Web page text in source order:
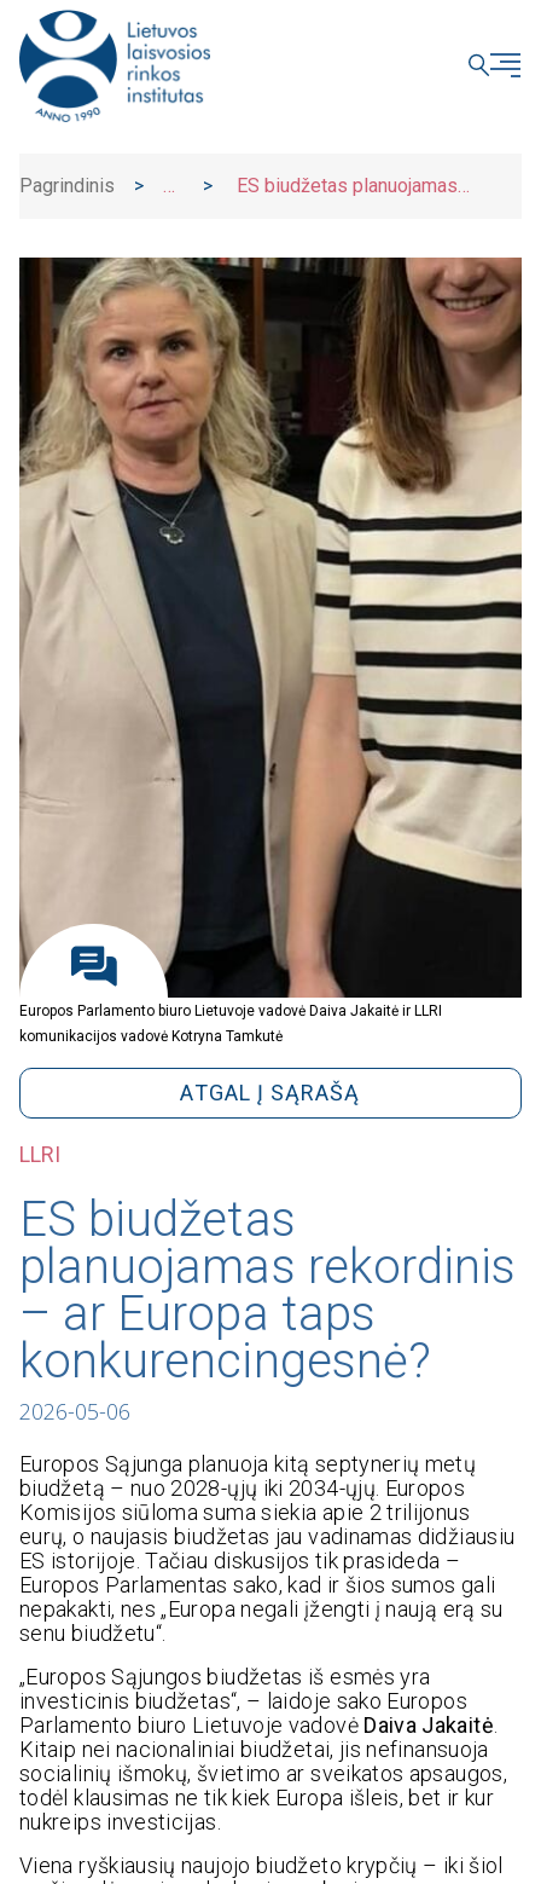
Pagrindinis
>
>
ES biudžetas planuojamas
Europos Parlamento biuro Lietuvoje vadovė Daiva Jakaitė ir LLRI
komunikacijos vadovė Kotryna Tamkutė
ATGAL Į SĄRAŠĄ
LLRI
ES biudžetas
planuojamas rekordinis
– ar Europa taps
konkurencingesnė?
2026-05-06
Europos Sąjunga planuoja kitą septynerių metų
biudžetą – nuo 2028-ųjų iki 2034-ųjų. Europos
Komisijos siūloma suma siekia apie 2 trilijonus
eurų, o naujasis biudžetas jau vadinamas didžiausiu
ES istorijoje. Tačiau diskusijos tik prasideda –
Europos Parlamentas sako, kad ir šios sumos gali
nepakakti, nes „Europa negali įžengti į naują erą su
senu biudžetu“.
„Europos Sąjungos biudžetas iš esmės yra
investicinis biudžetas“, – laidoje sako Europos
Parlamento biuro Lietuvoje vadovė Daiva Jakaitė.
Kitaip nei nacionaliniai biudžetai, jis nefinansuoja
socialinių išmokų, švietimo ar sveikatos apsaugos,
todėl klausimas ne tik kiek Europa išleis, bet ir kur
nukreips investicijas.
Viena ryškiausių naujojo biudžeto krypčių – iki šiol
UŽDARYTI